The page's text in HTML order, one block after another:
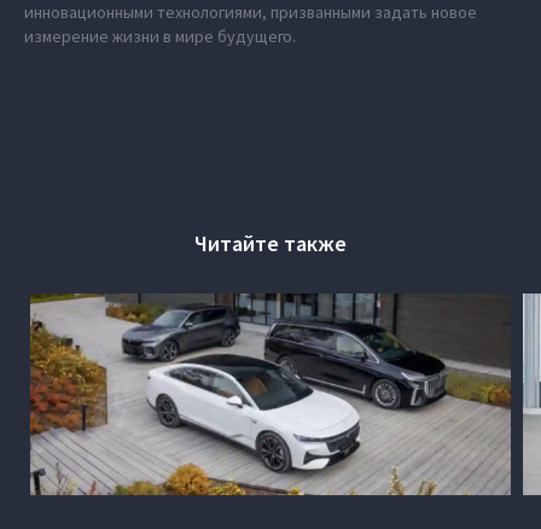
инновационными технологиями, призванными задать новое
измерение жизни в мире будущего.
Читайте также